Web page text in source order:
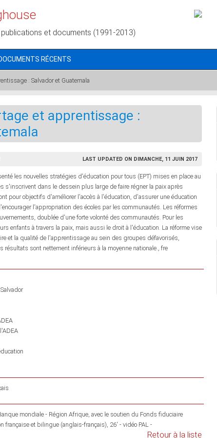
et documents (1991-2013)
RÉCENTS
: Salvador et Guatemala
et apprentissage :
LAST UPDATED ON DIMANCHE, 11 JUIN 2017
les nouvelles stratégies d'éducation pour tous (EPT) mises en place au
s'inscrivent dans le dessein plus large de faire régner la paix après
pour objectifs d'améliorer l'accès à l'éducation, d'assurer une éducation
l'appropriation des écoles par les communautés. Les réformes
doublée d'une forte volonté des communautés. Pour les
enfants à travers la paix, mais aussi le droit à l'éducation. La réforme vise
et la qualité de l'apprentissage au sein des groupes défavorisés,
résultats sont nettement inférieurs à la moyenne nationale., fre
mondiale - Région Afrique, avec le soutien du Fonds fiduciaire
française et bilingue (anglais-français), 26' - vidéo PAL -
Retour à la liste